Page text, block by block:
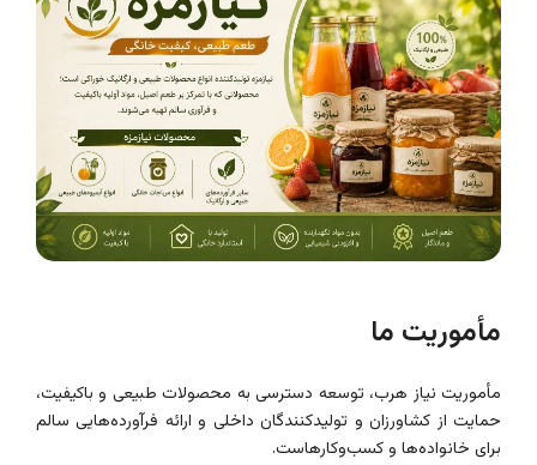
مأموریت ما
مأموریت نیاز هرب، توسعه دسترسی به محصولات طبیعی و باکیفیت،
حمایت از کشاورزان و تولیدکنندگان داخلی و ارائه فرآورده‌هایی سالم
برای خانواده‌ها و کسب‌وکارهاست.